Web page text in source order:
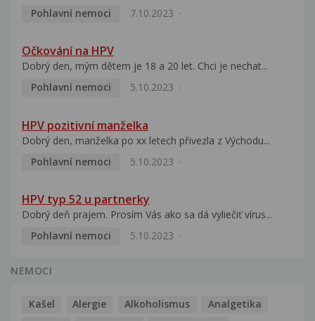
Pohlavní nemoci
7.10.2023
Očkování na HPV
Dobrý den, mým dětem je 18 a 20 let. Chci je nechat...
Pohlavní nemoci
5.10.2023
HPV pozitivní manželka
Dobrý den, manželka po xx letech přivezla z Východu...
Pohlavní nemoci
5.10.2023
HPV typ 52 u partnerky
Dobrý deň prajem. Prosím Vás ako sa dá vyliečiť vírus...
Pohlavní nemoci
5.10.2023
NEMOCI
Kašel Alergie Alkoholismus
Analgetika